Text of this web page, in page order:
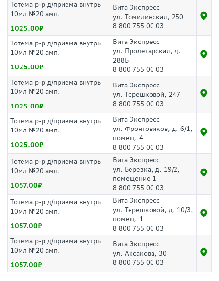
Тотема р-р д/приема внутрь
10мл №20 амп.
1025.00
Вита Экспресс
ул. Томилинская, 250
8 800 755 00 03
Тотема р-р д/приема внутрь
10мл №20 амп.
1025.00
Вита Экспресс
ул. Пролетарская, д.
288Б
8 800 755 00 03
Тотема р-р д/приема внутрь
10мл №20 амп.
1025.00
Вита Экспресс
ул. Терешковой, 247
8 800 755 00 03
Тотема р-р д/приема внутрь
10мл №20 амп.
1025.00
Вита Экспресс
ул. Фронтовиков, д. 6/1,
помещ. 4
8 800 755 00 03
Тотема р-р д/приема внутрь
10мл №20 амп.
1057.00
Вита Экспресс
ул. Березка, д. 19/2,
помещение 1
8 800 755 00 03
Тотема р-р д/приема внутрь
10мл №20 амп.
1057.00
Вита Экспресс
ул. Терешковой, д. 10/3,
помещ. 1
8 800 755 00 03
Тотема р-р д/приема внутрь
10мл №20 амп.
1057.00
Вита Экспресс
ул. Аксакова, 30
8 800 755 00 03